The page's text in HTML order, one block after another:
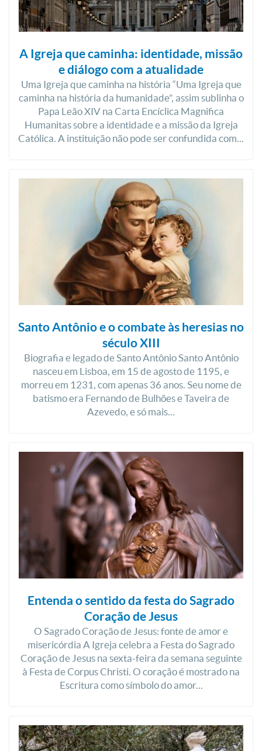
A Igreja que caminha: identidade, missão
e diálogo com a atualidade
Uma Igreja que caminha na história “Uma Igreja que
caminha na história da humanidade”, assim sublinha o
Papa Leão XIV na Carta Encíclica Magnifica
Humanitas sobre a identidade e a missão da Igreja
Católica. A instituição não pode ser confundida com...
Santo Antônio e o combate às heresias no
século XIII
Biografia e legado de Santo Antônio Santo Antônio
nasceu em Lisboa, em 15 de agosto de 1195, e
morreu em 1231, com apenas 36 anos. Seu nome de
batismo era Fernando de Bulhões e Taveira de
Azevedo, e só mais...
Entenda o sentido da festa do Sagrado
Coração de Jesus
O Sagrado Coração de Jesus: fonte de amor e
misericórdia A Igreja celebra a Festa do Sagrado
Coração de Jesus na sexta-feira da semana seguinte
à Festa de Corpus Christi. O coração é mostrado na
Escritura como símbolo do amor...